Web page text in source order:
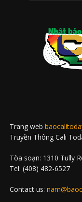
Trang web
Truyền Thông Cali
Tòa soạn: 1310 Tully
Tel: (408) 482-6527
Contact us: